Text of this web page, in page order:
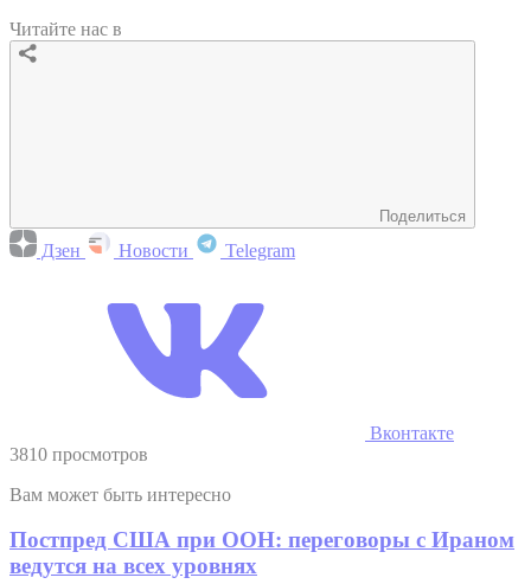
Читайте нас в
Поделиться
Дзен Новости Telegram
Вконтакте
3810 просмотров
Вам может быть интересно
Постпред США при ООН: переговоры с Ираном
ведутся на всех уровнях